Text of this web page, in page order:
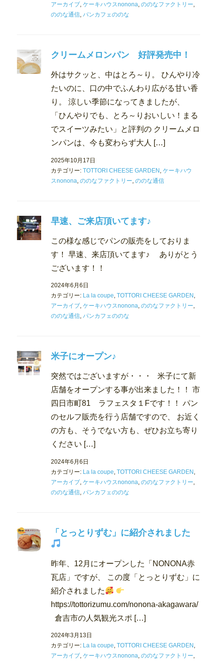
アーカイブ, ケーキハウスnonona, ののなファクトリー,
ののな通信, パンカフェののな
クリームメロンパン 好評発売中！
外はサクッと、中はとろ～り。 ひんやり冷
たいのに、口の中でふんわり広がる甘い香
り。 涼しい季節になってきましたが、
「ひんやりでも、とろ～りおいしい！まる
でスイーツみたい」と評判の クリームメロ
ンパンは、今も変わらず大人 […]
2025年10月17日
カテゴリー: TOTTORI CHEESE GARDEN , ケーキハウ
スnonona, ののなファクトリー, ののな通信
早速、ご来店頂いてます♪
この様な感じでパンの販売をしておりま
す！ 早速、来店頂いてます♪ ありがとう
ございます！！
2024年6月6日
カテゴリー: La la coupe, TOTTORI CHEESE GARDEN ,
アーカイブ, ケーキハウスnonona, ののなファクトリー,
ののな通信, パンカフェののな
米子にオープン♪
突然ではございますが・・・ 米子にて新
店舗をオープンする事が出来ました！！ 市
四日市町81 ラフェスタ１Fです！！ パン
のセルフ販売を行う店舗ですので、 お近く
の方も、そうでない方も、ぜひお立ち寄り
ください […]
2024年6月6日
カテゴリー: La la coupe, TOTTORI CHEESE GARDEN ,
アーカイブ, ケーキハウスnonona, ののなファクトリー,
ののな通信, パンカフェののな
「とっとりずむ」に紹介されました
昨年、12月にオープンした「NONONA赤
瓦店」ですが、 この度「とっとりずむ」に
紹介されました
https://tottorizumu.com/nonona-akagawara/
倉吉市の人気観光スポ […]
2024年3月13日
カテゴリー: La la coupe, TOTTORI CHEESE GARDEN ,
アーカイブ, ケーキハウスnonona, ののなファクトリー,